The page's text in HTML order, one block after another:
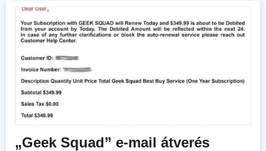
„Geek Squad” e-mail átverés